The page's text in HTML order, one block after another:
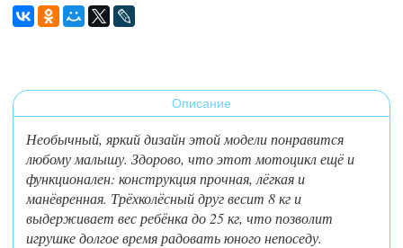
Описание
Необычный, яркий дизайн этой модели понравится
любому малышу. Здорово, что этот мотоцикл ещё и
функционален: конструкция прочная, лёгкая и
манёвренная. Трёхколёсный друг весит 8 кг и
выдерживает вес ребёнка до 25 кг, что позволит
игрушке долгое время радовать юного непоседу.